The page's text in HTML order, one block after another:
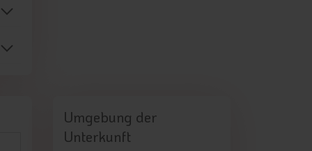
Umgebung der
Unterkunft